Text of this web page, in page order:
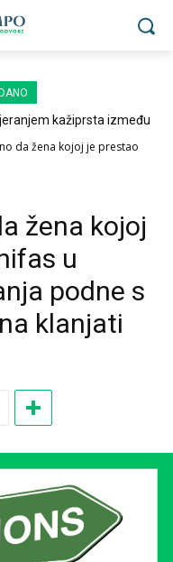
kažiprsta između
da žena kojoj je prestao
žena kojoj
u
podne s
klanjati